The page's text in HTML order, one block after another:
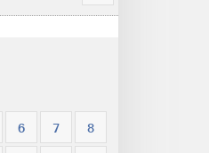
more
6 7 8